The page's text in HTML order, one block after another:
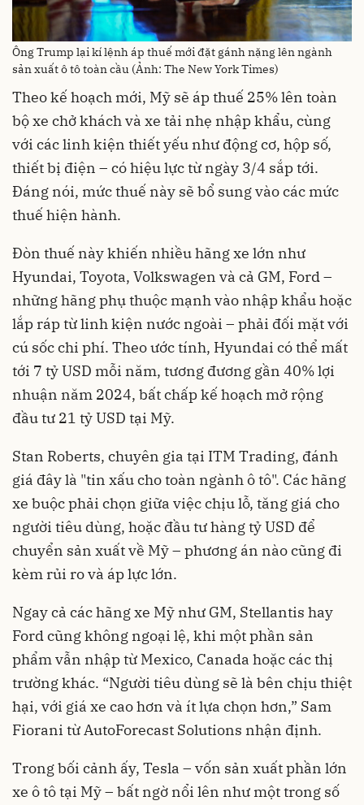
Ông Trump lại kí lệnh áp thuế mới đặt gánh nặng lên ngành
sản xuất ô tô toàn cầu (Ảnh: The New York Times)
Theo kế hoạch mới, Mỹ sẽ áp thuế 25% lên toàn
bộ xe chở khách và xe tải nhẹ nhập khẩu, cùng
với các linh kiện thiết yếu như động cơ, hộp số,
thiết bị điện – có hiệu lực từ ngày 3/4 sắp tới.
Đáng nói, mức thuế này sẽ bổ sung vào các mức
thuế hiện hành.
Đòn thuế này khiến nhiều hãng xe lớn như
Hyundai, Toyota, Volkswagen và cả GM, Ford –
những hãng phụ thuộc mạnh vào nhập khẩu hoặc
lắp ráp từ linh kiện nước ngoài – phải đối mặt với
cú sốc chi phí. Theo ước tính, Hyundai có thể mất
tới 7 tỷ USD mỗi năm, tương đương gần 40% lợi
nhuận năm 2024, bất chấp kế hoạch mở rộng
đầu tư 21 tỷ USD tại Mỹ.
Stan Roberts, chuyên gia tại ITM Trading, đánh
giá đây là "tin xấu cho toàn ngành ô tô". Các hãng
xe buộc phải chọn giữa việc chịu lỗ, tăng giá cho
người tiêu dùng, hoặc đầu tư hàng tỷ USD để
chuyển sản xuất về Mỹ – phương án nào cũng đi
kèm rủi ro và áp lực lớn.
Ngay cả các hãng xe Mỹ như GM, Stellantis hay
Ford cũng không ngoại lệ, khi một phần sản
phẩm vẫn nhập từ Mexico, Canada hoặc các thị
trường khác. “Người tiêu dùng sẽ là bên chịu thiệt
hại, với giá xe cao hơn và ít lựa chọn hơn,” Sam
Fiorani từ AutoForecast Solutions nhận định.
Trong bối cảnh ấy, Tesla – vốn sản xuất phần lớn
xe ô tô tại Mỹ – bất ngờ nổi lên như một trong số